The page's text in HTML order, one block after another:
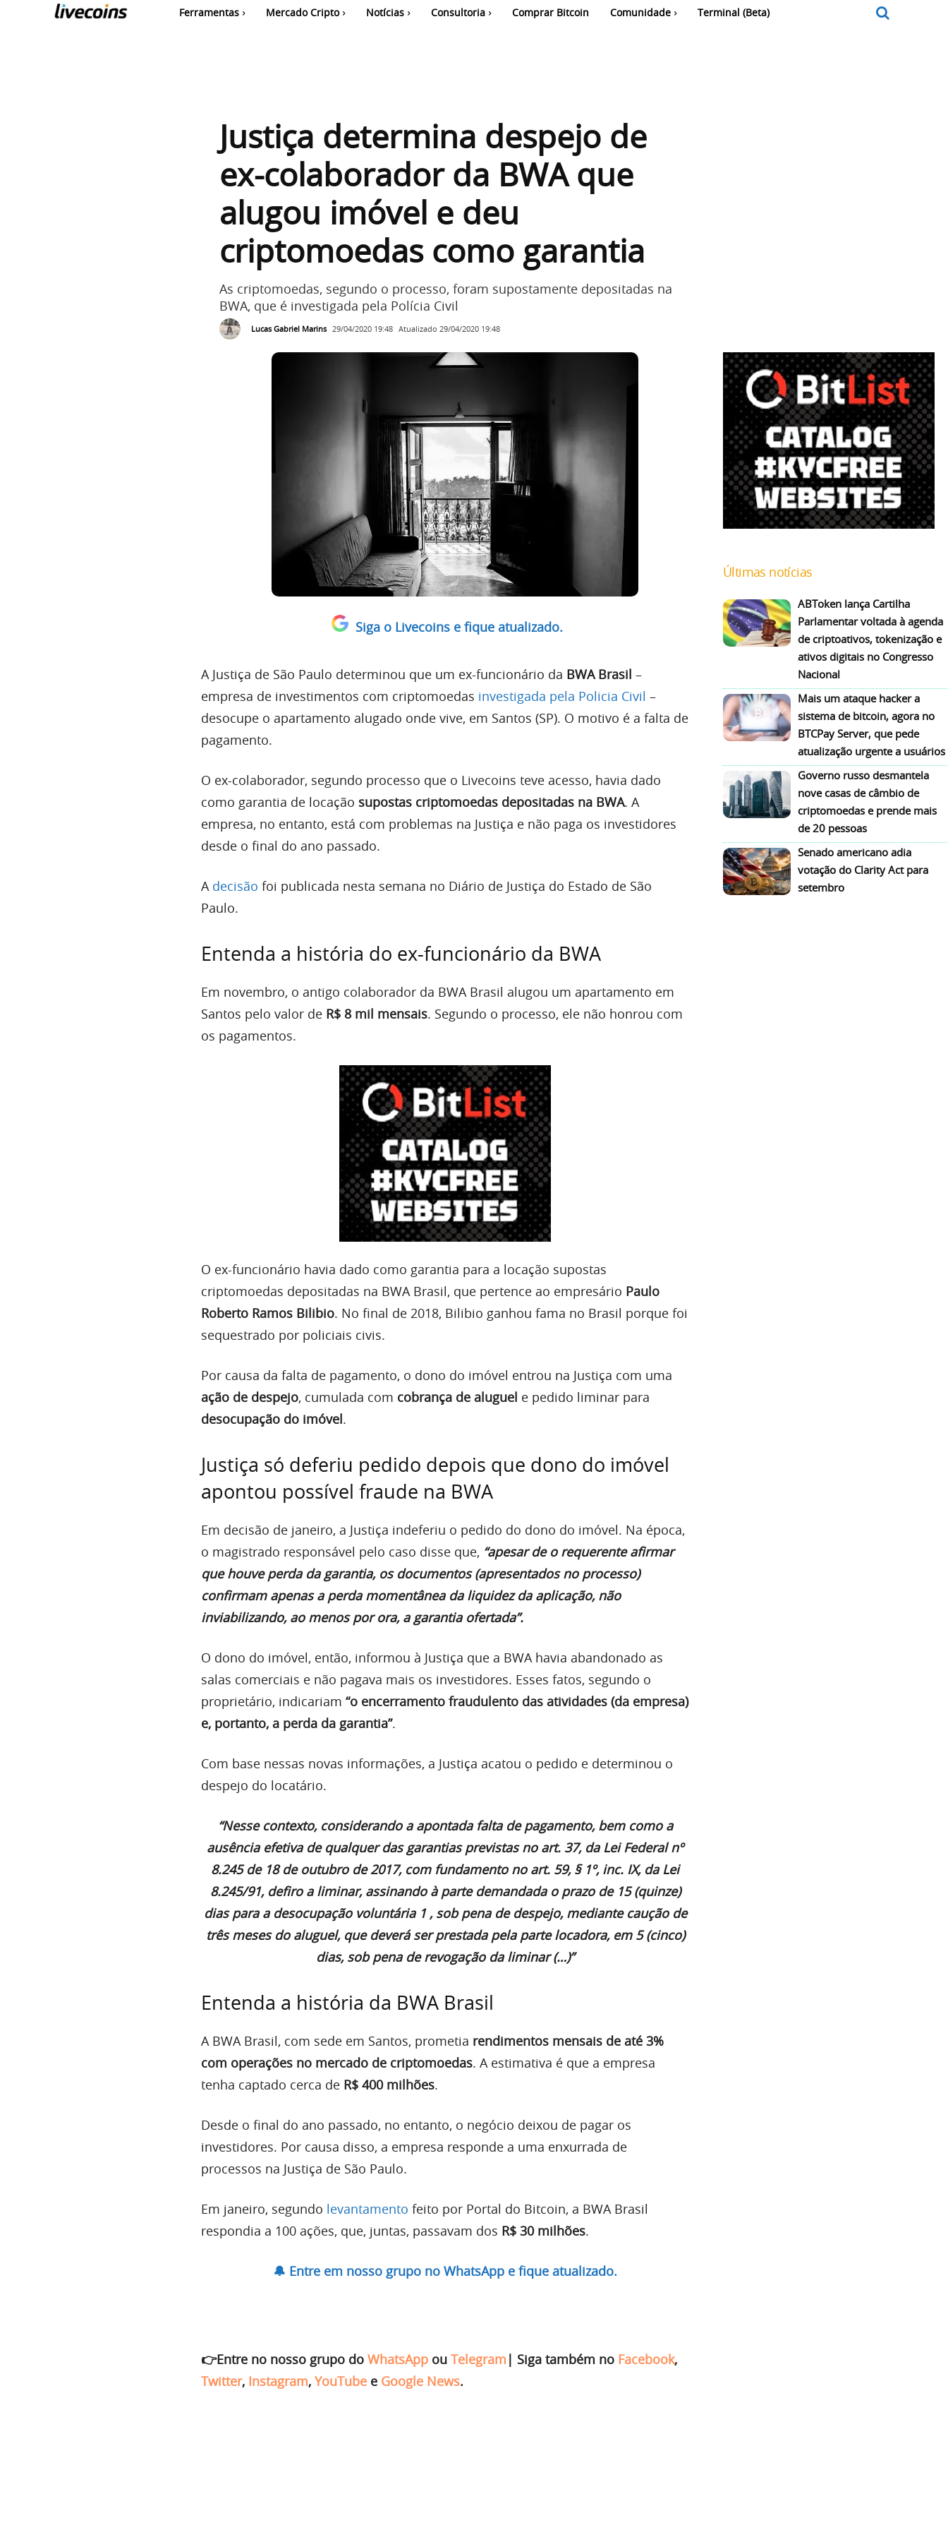
Ferramentas Mercado Cripto Notícias Consultoria Comprar Bitcoin Comunidade Terminal (Beta)
Justiça determina despejo de
ex-colaborador da BWA que
alugou imóvel e deu
criptomoedas como garantia
As criptomoedas, segundo o processo, foram supostamente depositadas na
BWA, que é investigada pela Polícia Civil
Lucas Gabriel Marins 29/04/2020 19:48 Atualizado 29/04/2020 19:48
Siga o Livecoins e fique atualizado.
A Justiça de São Paulo determinou que um ex-funcionário da BWA Brasil –
empresa de investimentos com criptomoedas investigada pela Policia Civil –
desocupe o apartamento alugado onde vive, em Santos (SP). O motivo é a falta de
pagamento.
O ex-colaborador, segundo processo que o Livecoins teve acesso, havia dado
como garantia de locação supostas criptomoedas depositadas na BWA. A
empresa, no entanto, está com problemas na Justiça e não paga os investidores
desde o final do ano passado.
A decisão foi publicada nesta semana no Diário de Justiça do Estado de São
Paulo.
Entenda a história do ex-funcionário da BWA
Em novembro, o antigo colaborador da BWA Brasil alugou um apartamento em
Santos pelo valor de R$ 8 mil mensais. Segundo o processo, ele não honrou com
os pagamentos.
O ex-funcionário havia dado como garantia para a locação supostas
criptomoedas depositadas na BWA Brasil, que pertence ao empresário Paulo
Roberto Ramos Bilibio. No final de 2018, Bilibio ganhou fama no Brasil porque foi
sequestrado por policiais civis.
Por causa da falta de pagamento, o dono do imóvel entrou na Justiça com uma
ação de despejo, cumulada com cobrança de aluguel e pedido liminar para
desocupação do imóvel.
Justiça só deferiu pedido depois que dono do imóvel
apontou possível fraude na BWA
Em decisão de janeiro, a Justiça indeferiu o pedido do dono do imóvel. Na época,
o magistrado responsável pelo caso disse que, “apesar de o requerente afirmar
que houve perda da garantia, os documentos (apresentados no processo)
confirmam apenas a perda momentânea da liquidez da aplicação, não
inviabilizando, ao menos por ora, a garantia ofertada”.
O dono do imóvel, então, informou à Justiça que a BWA havia abandonado as
salas comerciais e não pagava mais os investidores. Esses fatos, segundo o
proprietário, indicariam “o encerramento fraudulento das atividades (da empresa)
e, portanto, a perda da garantia”.
Com base nessas novas informações, a Justiça acatou o pedido e determinou o
despejo do locatário.
“Nesse contexto, considerando a apontada falta de pagamento, bem como a
ausência efetiva de qualquer das garantias previstas no art. 37, da Lei Federal nº
8.245 de 18 de outubro de 2017, com fundamento no art. 59, § 1º, inc. IX, da Lei
8.245/91, defiro a liminar, assinando à parte demandada o prazo de 15 (quinze)
dias para a desocupação voluntária 1 , sob pena de despejo, mediante caução de
três meses do aluguel, que deverá ser prestada pela parte locadora, em 5 (cinco)
dias, sob pena de revogação da liminar (…)”
Entenda a história da BWA Brasil
A BWA Brasil, com sede em Santos, prometia rendimentos mensais de até 3%
com operações no mercado de criptomoedas. A estimativa é que a empresa
tenha captado cerca de R$ 400 milhões.
Desde o final do ano passado, no entanto, o negócio deixou de pagar os
investidores. Por causa disso, a empresa responde a uma enxurrada de
processos na Justiça de São Paulo.
Em janeiro, segundo levantamento feito por Portal do Bitcoin, a BWA Brasil
respondia a 100 ações, que, juntas, passavam dos R$ 30 milhões.
🔔 Entre em nosso grupo no WhatsApp e fique atualizado.
👉Entre no nosso grupo do WhatsApp ou Telegram | Siga também no Facebook,
Twitter, Instagram, YouTube e Google News.
Últimas notícias
ABToken lança Cartilha
Parlamentar voltada à agenda
de criptoativos, tokenização e
ativos digitais no Congresso
Nacional
Mais um ataque hacker a
sistema de bitcoin, agora no
BTCPay Server, que pede
atualização urgente a usuários
Governo russo desmantela
nove casas de câmbio de
criptomoedas e prende mais
de 20 pessoas
Senado americano adia
votação do Clarity Act para
setembro